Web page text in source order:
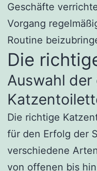
Geschäfte
Vorgang
Routine
Die
Auswahl
Die richtige
für den Erfolg der
verschiedene
von offenen bis